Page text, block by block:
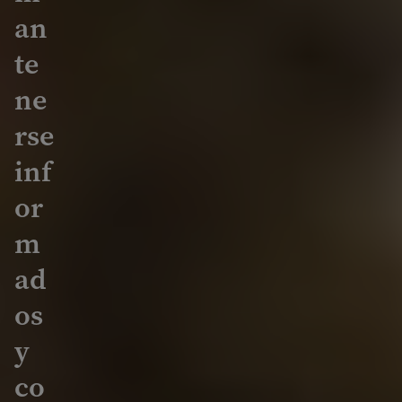
an
te
ne
rse
inf
or
m
ad
os
y
co